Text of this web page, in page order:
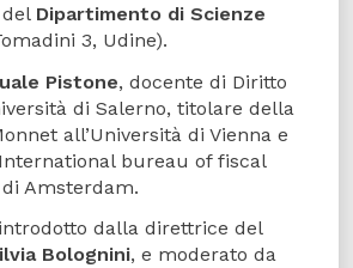
del Dipartimento di Scienze
3, Udine).
Pistone, docente di Diritto
di Salerno, titolare della
all’Università di Vienna e
bureau of fiscal
Amsterdam.
dalla direttrice del
Bolognini, e moderato da